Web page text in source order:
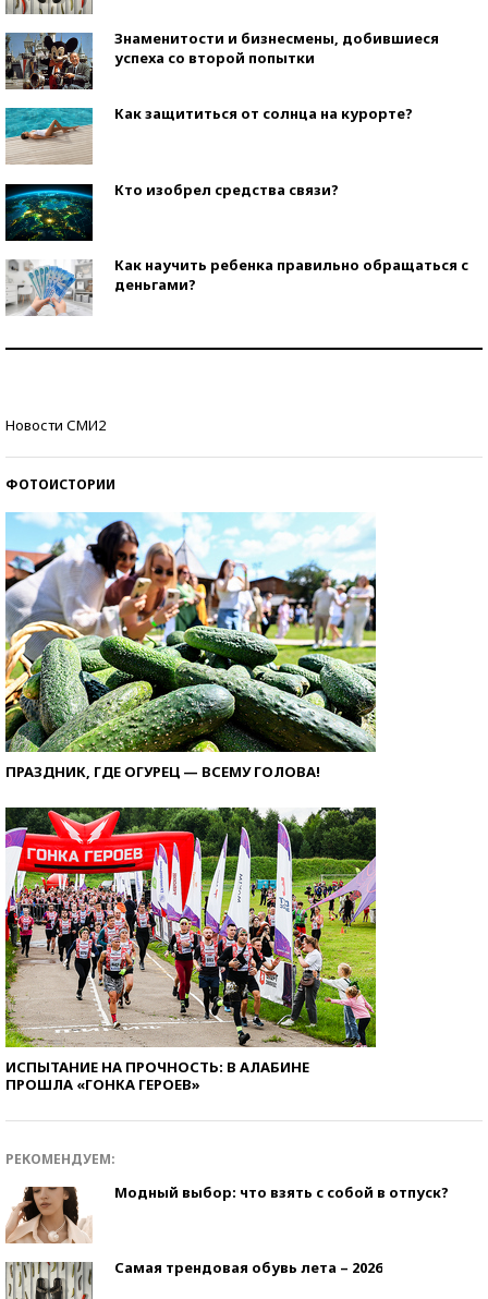
Знаменитости и бизнесмены, добившиеся
успеха со второй попытки
Как защититься от солнца на курорте?
Кто изобрел средства связи?
Как научить ребенка правильно обращаться с
деньгами?
Новости СМИ2
ФОТОИСТОРИИ
ПРАЗДНИК, ГДЕ ОГУРЕЦ — ВСЕМУ ГОЛОВА!
ИСПЫТАНИЕ НА ПРОЧНОСТЬ: В АЛАБИНЕ
ПРОШЛА «ГОНКА ГЕРОЕВ»
РЕКОМЕНДУЕМ:
Модный выбор: что взять с собой в отпуск?
Самая трендовая обувь лета – 2026